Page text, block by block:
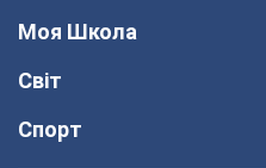
Моя Школа
Світ
Спорт